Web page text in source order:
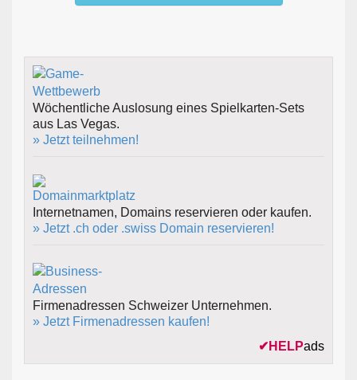
Wöchentliche Auslosung eines Spielkarten-Sets
aus Las Vegas.
» Jetzt teilnehmen!
Internetnamen, Domains reservieren oder kaufen.
» Jetzt .ch oder .swiss Domain reservieren!
Firmenadressen Schweizer Unternehmen.
» Jetzt Firmenadressen kaufen!
✔ HELPads